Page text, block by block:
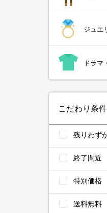
ジュエ
ドラマ
こだわり条件
残りわず
終了間近
特別価格
送料無料